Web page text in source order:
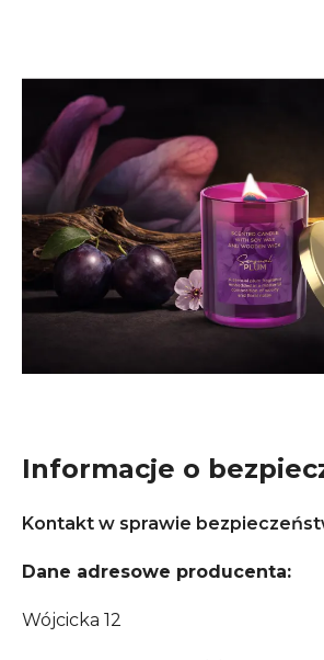
Informacje o
Kontakt w sprawie
Dane adresowe producenta:
Wójcicka 12